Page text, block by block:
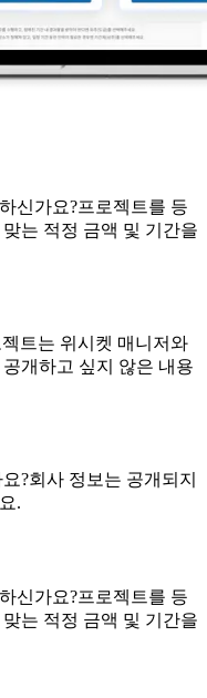
신가요?프로젝트를 등
는 적정 금액 및 기간을
젝트는 위시켓 매니저와
개하고 싶지 않은 내용
?회사 정보는 공개되지
.
신가요?프로젝트를 등
는 적정 금액 및 기간을